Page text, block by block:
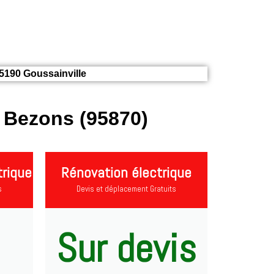
Goussainville
(95870)
Rénovation électrique
Devis et déplacement Gratuits
Sur devis